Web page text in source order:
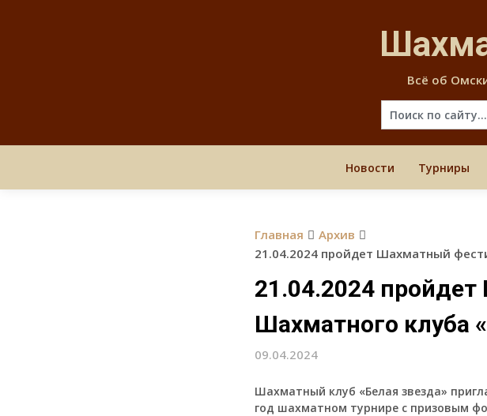
Всё об
Новости Турниры
Главная
Архив
21.04.2024 пройдет Шахматный
21.04.2024
Шахматного клуба
09.04.2024
Шахматный клуб «Белая звезда»
год шахматном турнире с призовым